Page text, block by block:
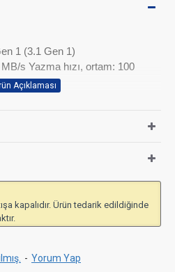
kapalıdır. Ürün tedarik edildiğinde
1 (3.1 Gen 1)
s Yazma hızı, ortam: 100
- Yorum Yap